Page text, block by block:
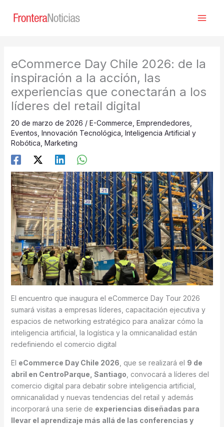
eCommerce Day Chile 2026: de la
inspiración a la acción, las
experiencias que conectarán a los
líderes del retail digital
20 de marzo de 2026 / E-Commerce Emprendedores
Eventos Innovación Tecnológica Inteligencia Artificial y
Robótica Marketing
El encuentro que inaugura el eCommerce Day Tour 2026
sumará visitas a empresas líderes, capacitación ejecutiva y
espacios de networking estratégico para analizar cómo la
inteligencia artificial, la logística y la omnicanalidad están
redefiniendo el comercio digital
El eCommerce Day Chile 2026 , que se realizará el 9 de
abril en CentroParque, Santiago , convocará a líderes del
comercio digital para debatir sobre inteligencia artificial,
omnicanalidad y nuevas tendencias del retail y además
incorporará una serie de experiencias diseñadas para
llevar el aprendizaje más allá de las conferencias y